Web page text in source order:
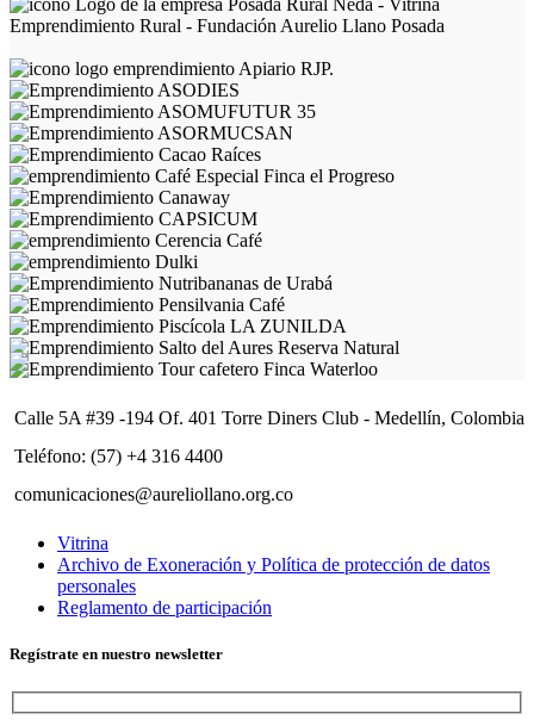
Calle 5A #39 -194 Of. 401 Torre Diners Club - Medellín, Colombia
Teléfono: (57) +4 316 4400
comunicaciones@aureliollano.org.co
Vitrina
Archivo de Exoneración y Política de protección de datos
personales
Reglamento de participación
Regístrate en nuestro newsletter